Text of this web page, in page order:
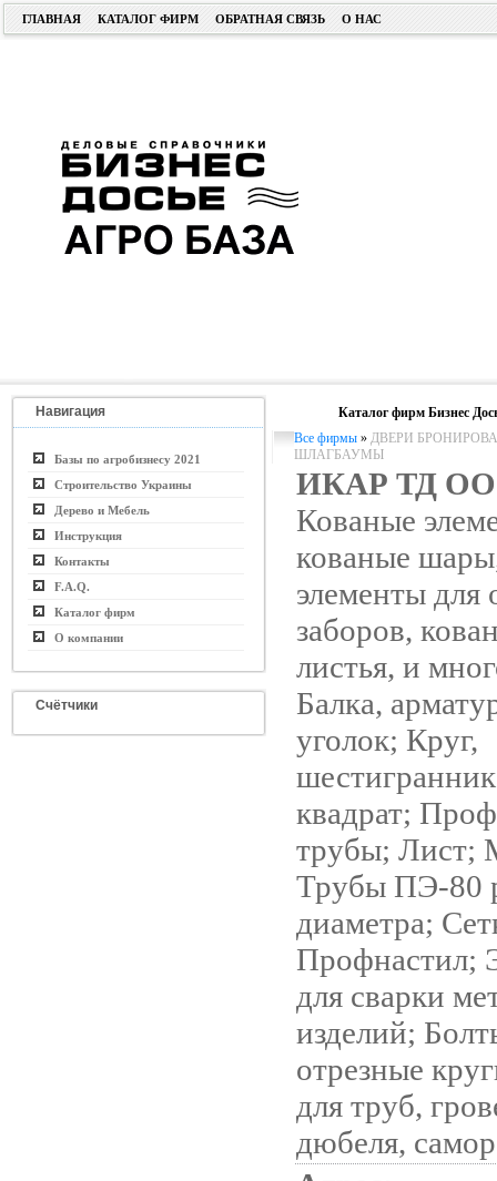
ГЛАВНАЯ КАТАЛОГ ФИРМ ОБРАТНАЯ СВЯЗЬ О НАС
Навигация
Базы по агробизнесу 2021
Строительство Украины
Дерево и Мебель
Инструкция
Контакты
F.A.Q.
Каталог фирм
О компании
Счётчики
Каталог фирм Бизнес
Все фирмы » ДВЕРИ
ШЛАГБАУМЫ
ИКАР ТД
Кованые
кованые
элементы для
заборов,
листья, и
Балка,
уголок; Круг,
квадрат;
трубы; Лист;
Трубы ПЭ-80
диаметра;
Профнастил;
для сварки
изделий;
отрезные
для труб,
дюбеля,